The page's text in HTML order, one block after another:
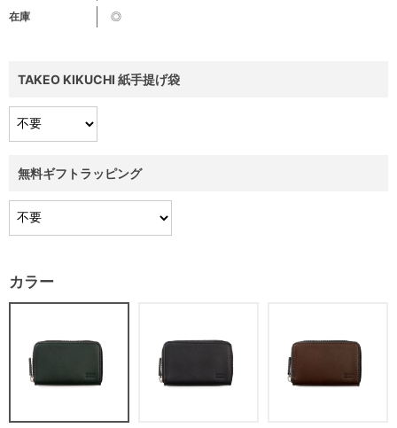
在庫
◎
TAKEO KIKUCHI 紙手提げ袋
無料ギフトラッピング
カラー